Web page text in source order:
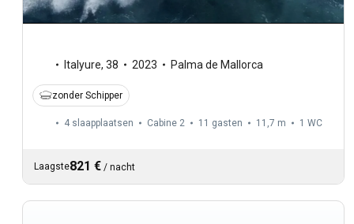
Italyure, 38 2023 Palma de Mallorca
zonder Schipper
4 slaapplaatsen Cabine 2 11 gasten 11,7 m 1 WC
Laagste821 € / nacht